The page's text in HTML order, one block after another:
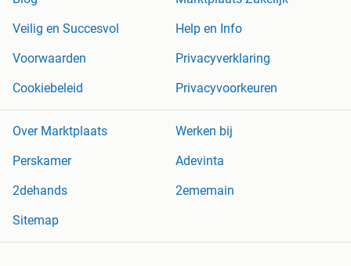
Veilig en Succesvol
Help en Info
Voorwaarden
Privacyverklaring
Cookiebeleid
Privacyvoorkeuren
Over Marktplaats
Werken bij
Perskamer
Adevinta
2dehands
2ememain
Sitemap